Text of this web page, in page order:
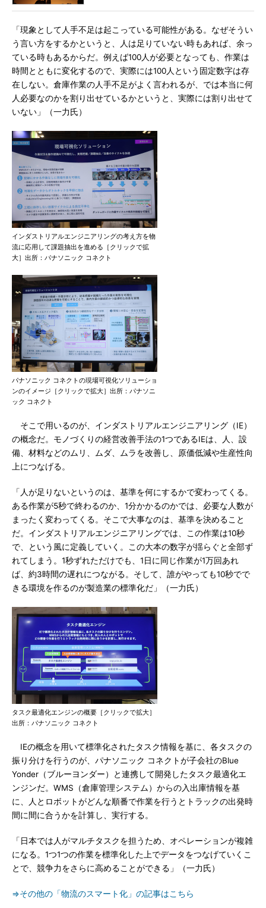
「現象として人手不足は起こっている可能性がある。なぜそうい
う言い方をするかというと、人は足りていない時もあれば、余っ
ている時もあるからだ。例えば100人が必要となっても、作業は
時間とともに変化するので、実際には100人という固定数字は存
在しない。倉庫作業の人手不足がよく言われるが、では本当に何
人必要なのかを割り出せているかというと、実際には割り出せて
いない」（一力氏）
インダストリアルエンジニアリングの考え方を物
流に応用して課題抽出を進める［クリックで拡
大］出所：パナソニック コネクト
パナソニック コネクトの現場可視化ソリューショ
ンのイメージ［クリックで拡大］出所：パナソニ
ック コネクト
そこで用いるのが、インダストリアルエンジニアリング（IE）
の概念だ。モノづくりの経営改善手法の1つであるIEは、人、設
備、材料などのムリ、ムダ、ムラを改善し、原価低減や生産性向
上につなげる。
「人が足りないというのは、基準を何にするかで変わってくる。
ある作業が5秒で終わるのか、1分かかるのかでは、必要な人数が
まったく変わってくる。そこで大事なのは、基準を決めること
だ。インダストリアルエンジニアリングでは、この作業は10秒
で、という風に定義していく。この大本の数字が揺らぐと全部ず
れてしまう。1秒ずれただけでも、1日に同じ作業が1万回あれ
ば、約3時間の遅れにつながる。そして、誰がやっても10秒でで
きる環境を作るのが製造業の標準化だ」（一力氏）
タスク最適化エンジンの概要［クリックで拡大］
出所：パナソニック コネクト
IEの概念を用いて標準化されたタスク情報を基に、各タスクの
振り分けを行うのが、パナソニック コネクトが子会社のBlue
Yonder（ブルーヨンダー）と連携して開発したタスク最適化エ
ンジンだ。WMS（倉庫管理システム）からの入出庫情報を基
に、人とロボットがどんな順番で作業を行うとトラックの出発時
間に間に合うかを計算し、実行する。
「日本では人がマルチタスクを担うため、オペレーションが複雑
になる。1つ1つの作業を標準化した上でデータをつなげていくこ
とで、競争力をさらに高めることができる」（一力氏）
⇒その他の「物流のスマート化」の記事はこちら